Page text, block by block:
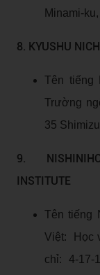
Minami-
8. KYUSHU
Tên tiếng
Trường
35
9.
INSTITUTE
Tên tiếng
Việt: Học
chỉ: 4-17-